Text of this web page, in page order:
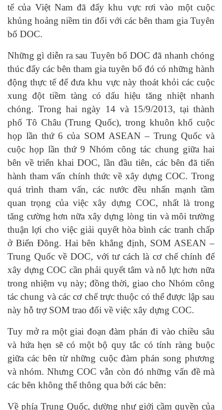
tế của Việt Nam đã đẩy khu vực rơi vào một cuộc
khủng hoảng niềm tin đối với các bên tham gia Tuyên
bố DOC.
Những gì diễn ra sau Tuyên bố DOC đã nhanh chóng
thúc đẩy các bên tham gia tuyên bố đó có những hành
động thực tế để đưa khu vực này thoát khỏi các cuộc
xung đột tiềm tàng có dấu hiệu tăng nhiệt nhanh
chóng. Trong hai ngày 14 và 15/9/2013, tại thành
phố Tô Châu (Trung Quốc), trong khuôn khổ cuộc
họp lần thứ 6 của SOM ASEAN – Trung Quốc và
cuộc họp lần thứ 9 Nhóm công tác chung giữa hai
bên về triển khai DOC, lần đầu tiên, các bên đã tiến
hành tham vấn chính thức về xây dựng COC. Trong
quá trình tham vấn, các nước đều nhấn mạnh tầm
quan trọng của việc xây dựng COC, nhất là trong
tăng cường hơn nữa xây dựng lòng tin và môi trường
thuận lợi cho việc giải quyết hòa bình các tranh chấp
ở Biển Ðông. Hai bên khẳng định, SOM ASEAN –
Trung Quốc về DOC, với tư cách là cơ chế chính để
xây dựng COC cần phải quyết tâm và nỗ lực hơn nữa
trong nhiệm vụ này; đồng thời, giao cho Nhóm công
tác chung và các cơ chế trực thuộc có thể được lập sau
này hỗ trợ SOM trao đổi về việc xây dựng COC.
Tuy mở ra một giai đoạn đàm phán đi vào chiều sâu
và hứa hẹn sẽ có một bộ quy tắc có tính ràng buộc
giữa các bên từ những cuộc đàm phán song phương
và nhóm. Nhưng COC vẫn còn đó những vấn đề mà
các bên không thể thông qua bởi các bên:
Về phía Trung Quốc, dường như giới cầm quyền của